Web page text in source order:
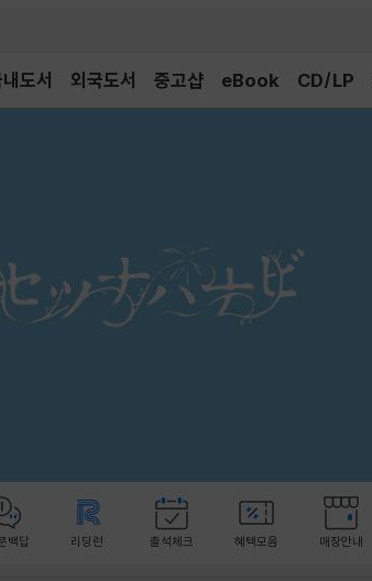
도서 외국도서 중고샵 eBook CD/LP
백답 리딩런 출석체크 혜택모음 매장안내